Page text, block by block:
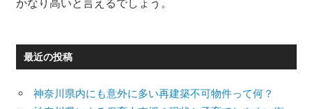
最近の投稿
神奈川県内にも意外に多い再建築不可物件って何？